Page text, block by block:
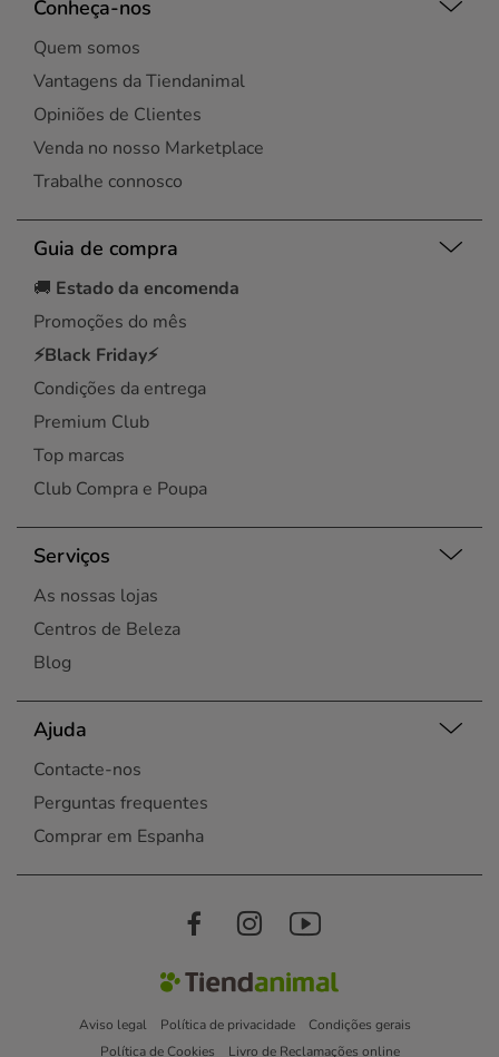
Conheça-nos
Quem somos
Vantagens da Tiendanimal
Opiniões de Clientes
Venda no nosso Marketplace
Trabalhe connosco
Guia de compra
🚚 Estado da encomenda
Promoções do mês
⚡Black Friday⚡
Condições da entrega
Premium Club
Top marcas
Club Compra e Poupa
Serviços
As nossas lojas
Centros de Beleza
Blog
Ajuda
Contacte-nos
Perguntas frequentes
Comprar em Espanha
Aviso legal Política de privacidade
Condições gerais
Política de Cookies
Livro de Reclamações online